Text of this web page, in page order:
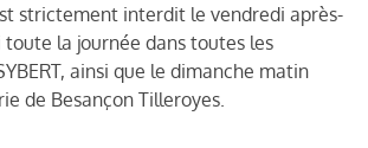
strictement interdit le vendredi après-
la journée dans toutes les
ainsi que le dimanche matin
de Besançon Tilleroyes.